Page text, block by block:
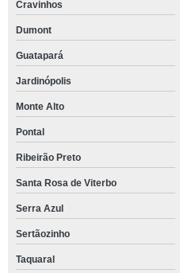
Cravinhos
Dumont
Guatapará
Jardinópolis
Monte Alto
Pontal
Ribeirão Preto
Santa Rosa de Viterbo
Serra Azul
Sertãozinho
Taquaral